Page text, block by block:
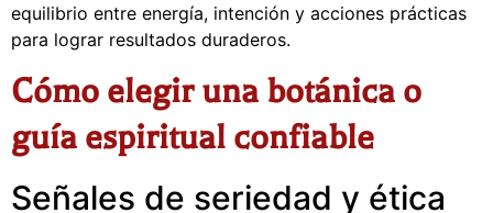
equilibrio entre energía, intención y acciones prácticas
para lograr resultados duraderos.
Cómo elegir una botánica o
guía espiritual confiable
Señales de seriedad y ética